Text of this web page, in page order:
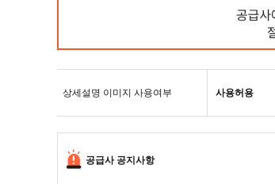
상세설명 이미지 사용여부 사용허용
공급사 공지사항